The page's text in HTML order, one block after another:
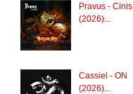
Pravus - Cinis
(2026)...
Cassiel - ON
(2026)...